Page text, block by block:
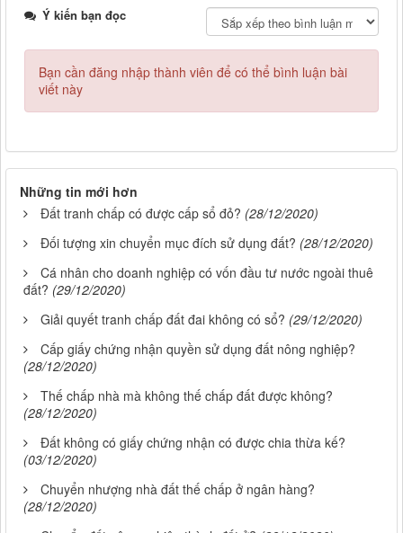
Ý kiến bạn đọc
Bạn cần đăng nhập thành viên để có thể bình luận bài
viết này
Những tin mới hơn
Đất tranh chấp có được cấp sổ đỏ? (28/12/2020)
Đối tượng xin chuyển mục đích sử dụng đất? (28/12/2020)
Cá nhân cho doanh nghiệp có vốn đầu tư nước ngoài thuê
đất? (29/12/2020)
Giải quyết tranh chấp đất đai không có sổ? (29/12/2020)
Cấp giấy chứng nhận quyền sử dụng đất nông nghiệp?
(28/12/2020)
Thế chấp nhà mà không thế chấp đất được không?
(28/12/2020)
Đất không có giấy chứng nhận có được chia thừa kế?
(03/12/2020)
Chuyển nhượng nhà đất thế chấp ở ngân hàng?
(28/12/2020)